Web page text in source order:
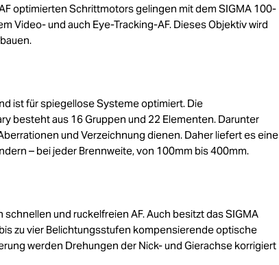
optimierten Schrittmotors gelingen mit dem SIGMA 100-
Video- und auch Eye-Tracking-AF. Dieses Objektiv wird
ist für spiegellose Systeme optimiert. Die
besteht aus 16 Gruppen und 22 Elementen. Darunter
und Verzeichnung dienen. Daher liefert es eine
– bei jeder Brennweite, von 100mm bis 400mm.
und ruckelfreien AF. Auch besitzt das SIGMA
zu vier Belichtungsstufen kompensierende optische
werden Drehungen der Nick- und Gierachse korrigiert